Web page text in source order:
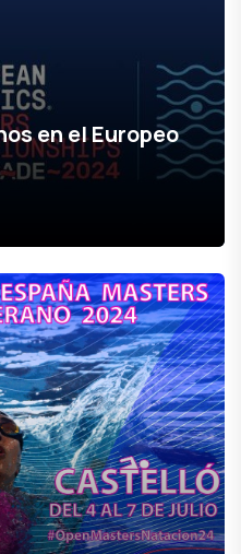
en el Europeo